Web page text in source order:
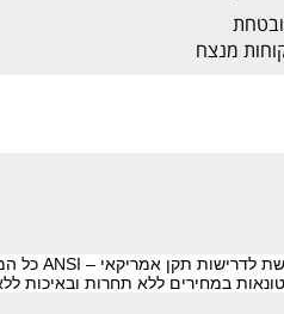
מנצח
לדרישות תקן אמריקאי ANSI – כל
במחירים ללא תחרות ובאיכות